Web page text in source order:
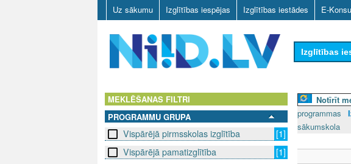
Uz sākumu Izglītības iespējas Izglītības iestādes E-
D
Izglītības
MEKLĒŠANAS FILTRI
PROGRAMMU GRUPA
Vispārējā pirmsskolas izglītība
[1]
Vispārējā pamatizglītība
[1]
Notīrīt
programmas
sākumskola